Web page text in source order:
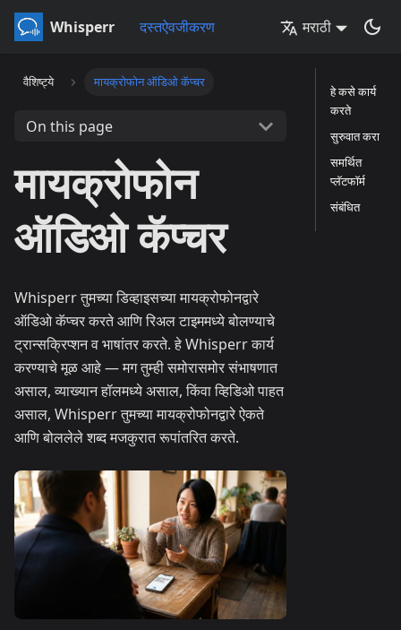
Whisperr दस्तऐवजीकरण मराठी
वैशिष्ट्ये मायक्रोफोन ऑडिओ कॅप्चर
On this page
मायक्रोफोन
ऑडिओ कॅप्चर
Whisperr तुमच्या डिव्हाइसच्या मायक्रोफोनद्वारे
ऑडिओ कॅप्चर करते आणि रिअल टाइममध्ये बोलण्याचे
ट्रान्सक्रिप्शन व भाषांतर करते. हे Whisperr कार्य
करण्याचे मूळ आहे — मग तुम्ही समोरासमोर संभाषणात
असाल, व्याख्यान हॉलमध्ये असाल, किंवा व्हिडिओ पाहत
असाल, Whisperr तुमच्या मायक्रोफोनद्वारे ऐकते
आणि बोललेले शब्द मजकुरात रूपांतरित करते.
हे कसे कार्य
करते
सुरुवात करा
समर्थित
प्लॅटफॉर्म
संबंधित